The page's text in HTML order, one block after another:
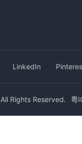
LinkedIn
Rights Reserved. 粤